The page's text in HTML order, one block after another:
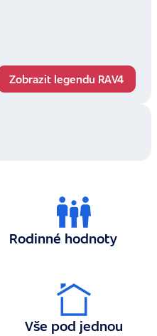
Zobrazit legendu RAV4
Rodinné hodnoty
Vše pod jednou